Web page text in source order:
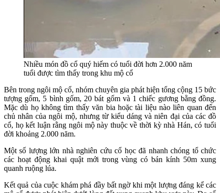
Nhiều món đồ cổ quý hiếm có tuổi đời hơn 2.000 năm
tuổi được tìm thấy trong khu mộ cổ
Bên trong ngôi mộ cổ, nhóm chuyên gia phát hiện tổng cộng 15 bức
tượng gốm, 5 bình gốm, 20 bát gốm và 1 chiếc gương bằng đồng.
Mặc dù họ không tìm thấy văn bia hoặc tài liệu nào liên quan đến
chủ nhân của ngôi mộ, nhưng từ kiểu dáng và niên đại của các đồ
cổ, họ kết luận rằng ngôi mộ này thuộc về thời kỳ nhà Hán, có tuổi
đời khoảng 2.000 năm.
Một số lượng lớn nhà nghiên cứu cổ học đã nhanh chóng tổ chức
các hoạt động khai quật mới trong vùng có bán kính 50m xung
quanh ruộng lúa.
Kết quả của cuộc khám phá đầy bất ngờ khi một lượng đáng kể các